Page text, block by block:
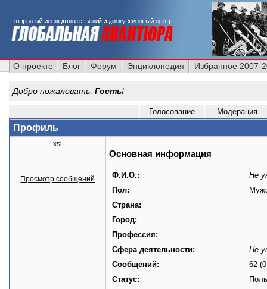
О проекте Блог Форум Энциклопедия Избранное 2007-
Добро пожаловать, Гость!
Голосование Модерация
Профиль
xsl
Просмотр сообщений
Основная информация
Ф.И.О.:
Не
Пол:
Страна:
Город:
Профессия:
Сфера деятельности:
Не
Сообщений:
62
Статус: